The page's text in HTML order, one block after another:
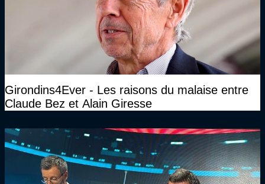
Girondins4Ever - Les raisons du malaise entre
Claude Bez et Alain Giresse